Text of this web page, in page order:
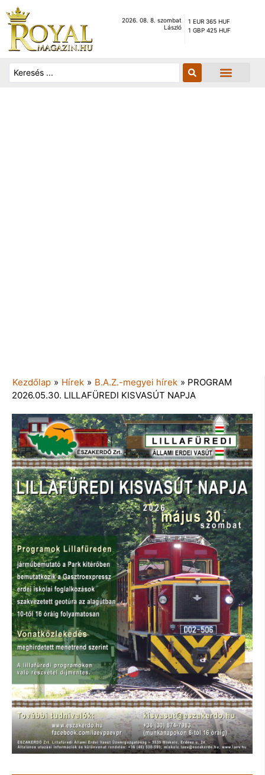
2026. 08. 8. szombat
László
1 EUR 365 HUF
1 GBP 425 HUF
Kezdőlap » Hírek » B.A.Z.-megyei hírek » PROGRAM
2026.05.30. LILLAFÜREDI KISVASÚT NAPJA